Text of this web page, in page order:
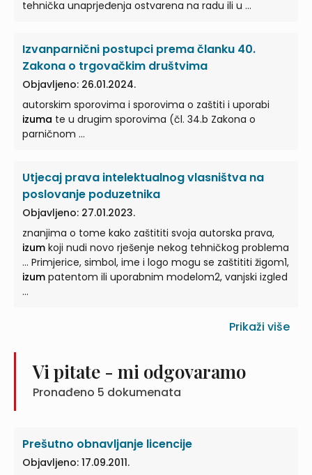
tehnička unaprjeđenja ostvarena na radu ili u ...
Izvanparnični postupci prema članku 40.
Zakona o trgovačkim društvima
Objavljeno: 26.01.2024.
autorskim sporovima i sporovima o zaštiti i uporabi
izuma te u drugim sporovima (čl. 34.b Zakona o
parničnom ...
Utjecaj prava intelektualnog vlasništva na
poslovanje poduzetnika
Objavljeno: 27.01.2023.
znanjima o tome kako zaštititi svoja autorska prava,
izum koji nudi novo rješenje nekog tehničkog problema
... Primjerice, simbol, ime i logo mogu se zaštititi žigom1,
izum patentom ili uporabnim modelom2, vanjski izgled
...
Prikaži više
Vi pitate - mi odgovaramo
Pronađeno 5 dokumenata
Prešutno obnavljanje licencije
Objavljeno: 17.09.2011.